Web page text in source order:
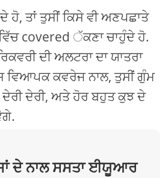
ਹੋ, ਤਾਂ ਤੁਸੀਂ ਕਿਸੇ ਵੀ ਅਣਪਛਾਤੇ
covered ੱਕਣਾ ਚਾਹੁੰਦੇ ਹੋ.
ਦੀ ਅਲਟਰਾ ਦਾ ਯਾਤਰਾ
ਵਿਆਪਕ ਕਵਰੇਜ ਨਾਲ, ਤੁਸੀਂ ਗੁੰਮ
ਦੇਰੀ, ਅਤੇ ਹੋਰ ਬਹੁਤ ਕੁਝ ਦੇ
ਦੇ ਨਾਲ ਸਸਤਾ ਈਯੂਆਰ